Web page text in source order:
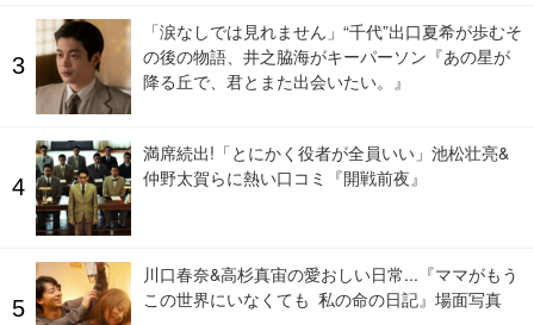
「涙なしでは見れません」“千代”出口夏希が歩むそ
の後の物語、井之脇海がキーパーソン『あの星が
降る丘で、君とまた出会いたい。』
満席続出!「とにかく役者が全員いい」池松壮亮&
仲野太賀らに熱い口コミ『開戦前夜』
川口春奈&高杉真宙の愛おしい日常...『ママがもう
この世界にいなくても 私の命の日記』場面写真